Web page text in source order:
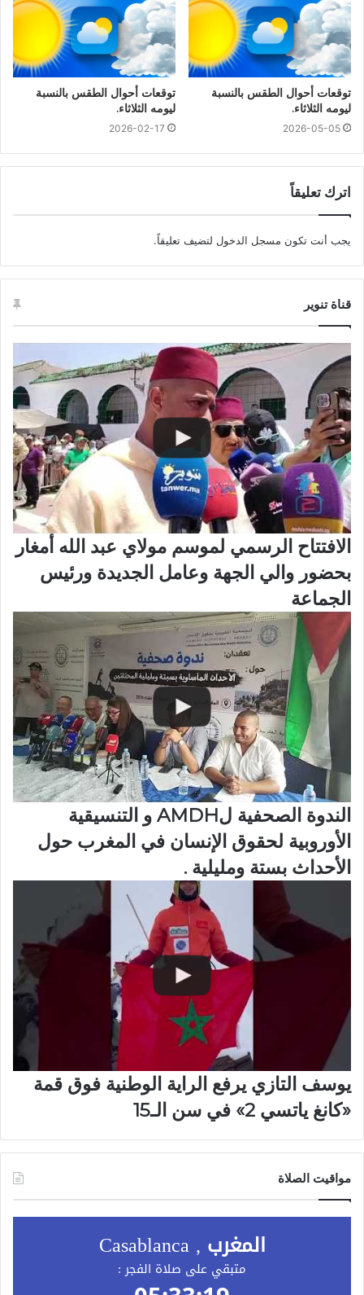
توقعات أحوال الطقس بالنسبة
ليومه الثلاثاء.
2026-05-05
توقعات أحوال الطقس بالنسبة
ليومه الثلاثاء.
2026-02-17
اترك تعليقاً
يجب أنت تكون مسجل الدخول لتضيف تعليقاً.
قناة تنوير
الافتتاح الرسمي لموسم مولاي عبد الله أمغار
بحضور والي الجهة وعامل الجديدة ورئيس
الجماعة
الندوة الصحفية لAMDH و التنسيقية
الأوروبية لحقوق الإنسان في المغرب حول
الأحداث بستة ومليلية .
يوسف التازي يرفع الراية الوطنية فوق قمة
«كانغ ياتسي 2» في سن الـ15
مواقيت الصلاة